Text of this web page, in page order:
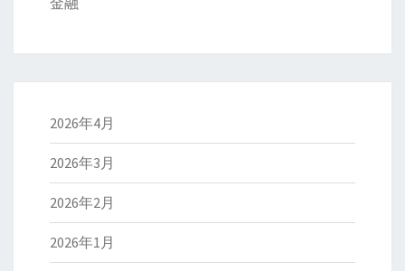
2026年4月
2026年3月
2026年2月
2026年1月